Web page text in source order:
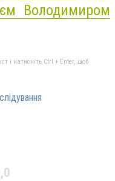
Володимиром
і натисніть Ctrl + Enter, щоб